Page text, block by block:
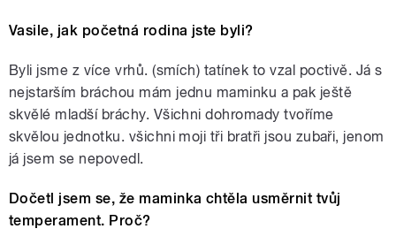
Vasile, jak početná rodina jste byli?
Byli jsme z více vrhů. (smích) tatínek to vzal poctivě. Já s
nejstarším bráchou mám jednu maminku a pak ještě
skvělé mladší bráchy. Všichni dohromady tvoříme
skvělou jednotku. všichni moji tři bratři jsou zubaři, jenom
já jsem se nepovedl.
Dočetl jsem se, že maminka chtěla usměrnit tvůj
temperament. Proč?